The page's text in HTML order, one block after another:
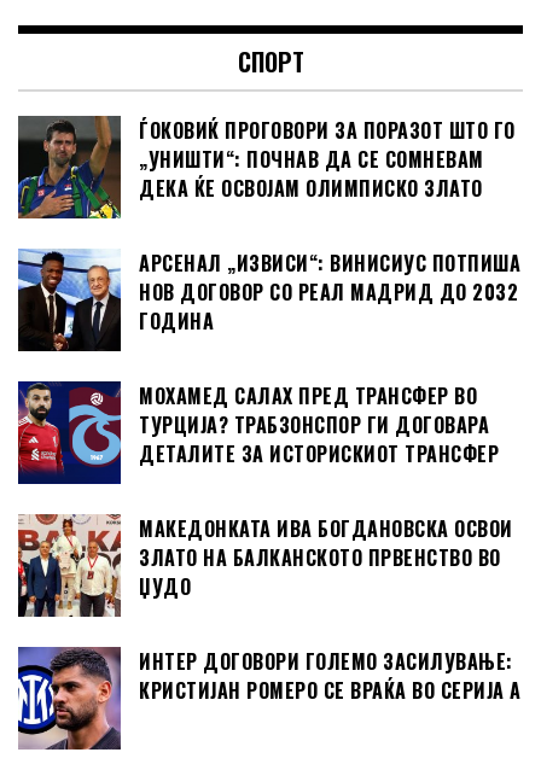
СПОРТ
ЃОКОВИЌ ПРОГОВОРИ ЗА ПОРАЗОТ ШТО ГО
„УНИШТИ“: ПОЧНАВ ДА СЕ СОМНЕВАМ
ДЕКА ЌЕ ОСВОЈАМ ОЛИМПИСКО ЗЛАТО
АРСЕНАЛ „ИЗВИСИ“: ВИНИСИУС ПОТПИША
НОВ ДОГОВОР СО РЕАЛ МАДРИД ДО 2032
ГОДИНА
МОХАМЕД САЛАХ ПРЕД ТРАНСФЕР ВО
ТУРЦИЈА? ТРАБЗОНСПОР ГИ ДОГОВАРА
ДЕТАЛИТЕ ЗА ИСТОРИСКИОТ ТРАНСФЕР
МАКЕДОНКАТА ИВА БОГДАНОВСКА ОСВОИ
ЗЛАТО НА БАЛКАНСКОТО ПРВЕНСТВО ВО
ЏУДО
ИНТЕР ДОГОВОРИ ГОЛЕМО ЗАСИЛУВАЊЕ:
КРИСТИЈАН РОМЕРО СЕ ВРАЌА ВО СЕРИЈА А